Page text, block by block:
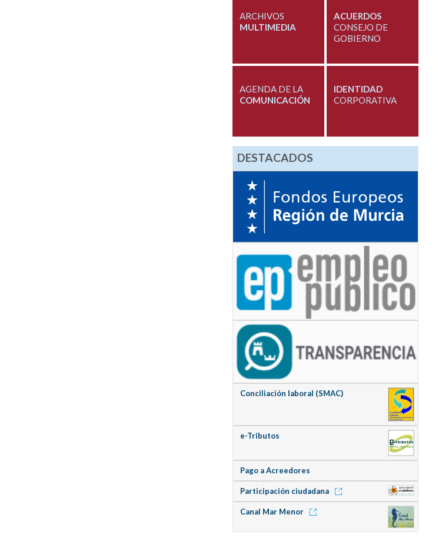
ARCHIVOS
MULTIMEDIA
ACUERDOS
CONSEJO DE
GOBIERNO
AGENDA DE LA
COMUNICACIÓN
IDENTIDAD
CORPORATIVA
DESTACADOS
Conciliación laboral (SMAC)
e-Tributos
Pago a Acreedores
Participación ciudadana
Canal Mar Menor